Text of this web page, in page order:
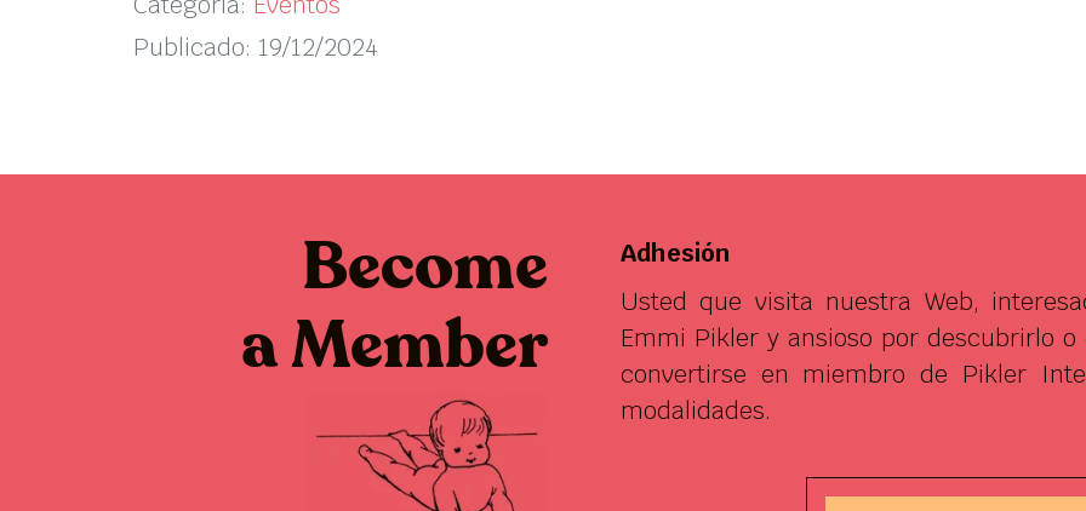
Publicado: 19/12/2024
Become
a Member
Adhesión
Usted que visita nuestra Web,
Emmi Pikler y ansioso por descubrirlo
convertirse en miembro de Pikler
modalidades.